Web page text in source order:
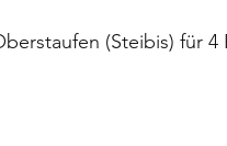
(Steibis) für